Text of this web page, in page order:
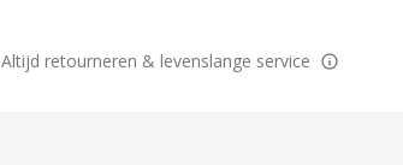
Altijd retourneren & levenslange service